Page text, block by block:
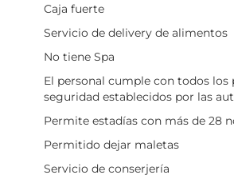
Caja fuerte
Servicio de delivery de alimentos
No tiene Spa
El personal cumple con todos los
seguridad establecidos por las
Permite estadías con más de 28
Permitido dejar maletas
Servicio de conserjería